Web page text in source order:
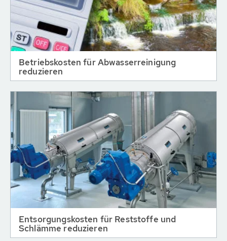
Betriebskosten für Abwasserreinigung
reduzieren
Entsorgungskosten für Reststoffe und
Schlämme reduzieren